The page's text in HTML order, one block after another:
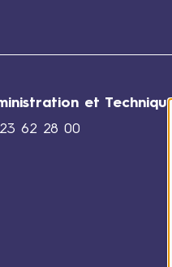
et
62 28 00